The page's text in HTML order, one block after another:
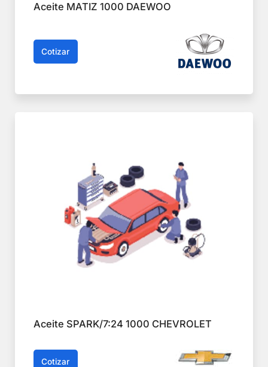
Aceite MATIZ 1000 DAEWOO
Cotizar
Aceite SPARK/7:24 1000 CHEVROLET
Cotizar